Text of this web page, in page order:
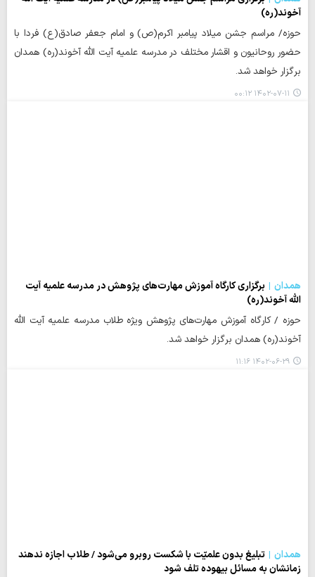
آخوند(ره)
حوزه/ مراسم جشن میلاد پیامبر اکرم(ص) و امام جعفر صادق(ع) فردا با
حضور روحانیون و اقشار مختلف در مدرسه علمیه آیت الله آخوند(ره) همدان
برگزار خواهد شد.
۱۴۰۲-۰۷-۱۱ ۰۰:۱۲
همدان
برگزاری کارگاه آموزش مهارت‌های پژوهش در مدرسه علمیه آیت
الله آخوند(ره)
حوزه / کارگاه آموزش مهارت‌های پژوهش ویژه طلاب مدرسه علمیه آیت الله
آخوند(ره) همدان برگزار خواهد شد.
۱۴۰۲-۰۶-۲۹ ۱۱:۱۶
همدان
تبلیغ بدون علمیّت با شکست روبرو می‌شود / طلاب اجازه ندهند
زمانشان به مسائل بیهوده تلف شود